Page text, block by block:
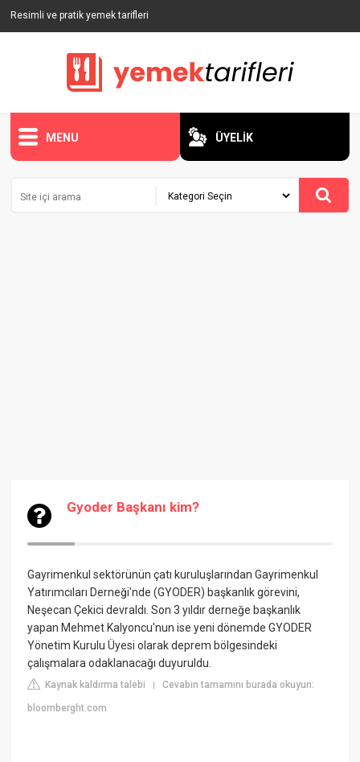
Resimli ve pratik yemek tarifleri
MENU ÜYELİK
Gyoder Başkanı kim?
Gayrimenkul sektörünün çatı kuruluşlarından Gayrimenkul
Yatırımcıları Derneği'nde (GYODER) başkanlık görevini,
Neşecan Çekici devraldı. Son 3 yıldır derneğe başkanlık
yapan Mehmet Kalyoncu'nun ise yeni dönemde GYODER
Yönetim Kurulu Üyesi olarak deprem bölgesindeki
çalışmalara odaklanacağı duyuruldu.
Kaynak kaldırma talebi |Cevabın tamamını burada okuyun:
bloomberght.com